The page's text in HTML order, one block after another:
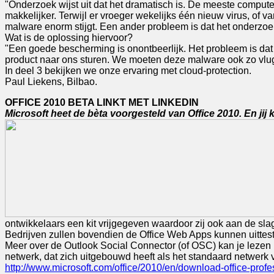
"Onderzoek wijst uit dat het dramatisch is. De meeste
makkelijker. Terwijl er vroeger wekelijks één nieuw virus, of
malware enorm stijgt. Een ander probleem is dat het
Wat is de oplossing hiervoor?
"Een goede bescherming is onontbeerlijk. Het probleem is
product naar ons sturen. We moeten deze malware ook zo
In deel 3 bekijken we onze ervaring met cloud-protection.
Paul Liekens, Bilbao.
OFFICE 2010 BETA LINKT MET LINKEDIN
Microsoft heet de bèta voorgesteld van Office 2010. En jij
ontwikkelaars een kit vrijgegeven waardoor zij ook aan de
Bedrijven zullen bovendien de Office Web Apps kunnen
Meer over de Outlook Social Connector (of OSC) kan je
netwerk, dat zich uitgebouwd heeft als het standaard
http://www.microsoft.com/office/2010/en/download-office-